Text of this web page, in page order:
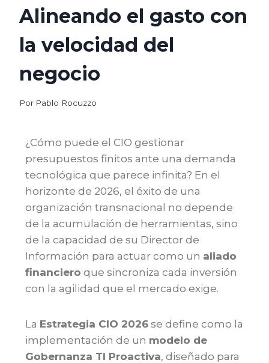
Alineando el gasto con
la velocidad del
negocio
Por Pablo Rocuzzo
¿Cómo puede el CIO gestionar
presupuestos finitos ante una demanda
tecnológica que parece infinita? En el
horizonte de 2026, el éxito de una
organización transnacional no depende
de la acumulación de herramientas, sino
de la capacidad de su Director de
Información para actuar como un aliado
financiero que sincroniza cada inversión
con la agilidad que el mercado exige.
La Estrategia CIO 2026 se define como la
implementación de un modelo de
Gobernanza TI Proactiva, diseñado para